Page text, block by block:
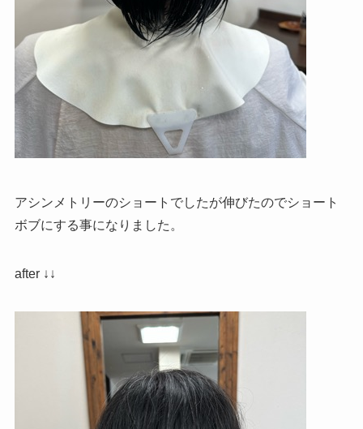
アシンメトリーのショートでしたが伸びたのでショート
ボブにする事になりました。
after ↓↓